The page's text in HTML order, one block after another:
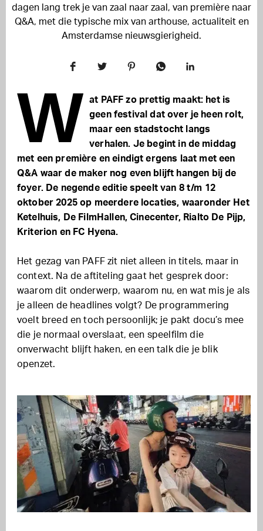
dagen lang trek je van zaal naar zaal, van première naar
Q&A, met die typische mix van arthouse, actualiteit en
Amsterdamse nieuwsgierigheid.
W
at PAFF zo prettig maakt: het is
geen festival dat over je heen rolt,
maar een stadstocht langs
verhalen. Je begint in de middag
met een première en eindigt ergens laat met een
Q&A waar de maker nog even blijft hangen bij de
foyer. De negende editie speelt van 8 t/m 12
oktober 2025 op meerdere locaties, waaronder Het
Ketelhuis, De FilmHallen, Cinecenter, Rialto De Pijp,
Kriterion en FC Hyena.
Het gezag van PAFF zit niet alleen in titels, maar in
context. Na de aftiteling gaat het gesprek door:
waarom dit onderwerp, waarom nu, en wat mis je als
je alleen de headlines volgt? De programmering
voelt breed en toch persoonlijk; je pakt docu’s mee
die je normaal overslaat, een speelfilm die
onverwacht blijft haken, en een talk die je blik
openzet.